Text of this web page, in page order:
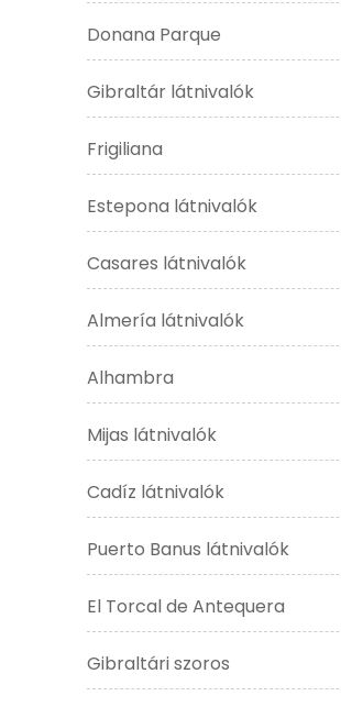
Donana Parque
Gibraltár látnivalók
Frigiliana
Estepona látnivalók
Casares látnivalók
Almería látnivalók
Alhambra
Mijas látnivalók
Cadíz látnivalók
Puerto Banus látnivalók
El Torcal de Antequera
Gibraltári szoros